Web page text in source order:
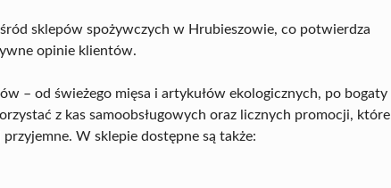
sklepów spożywczych w Hrubieszowie, co potwierdza
opinie klientów.
– od świeżego mięsa i artykułów ekologicznych, po bogaty
z kas samoobsługowych oraz licznych promocji, które
W sklepie dostępne są także: